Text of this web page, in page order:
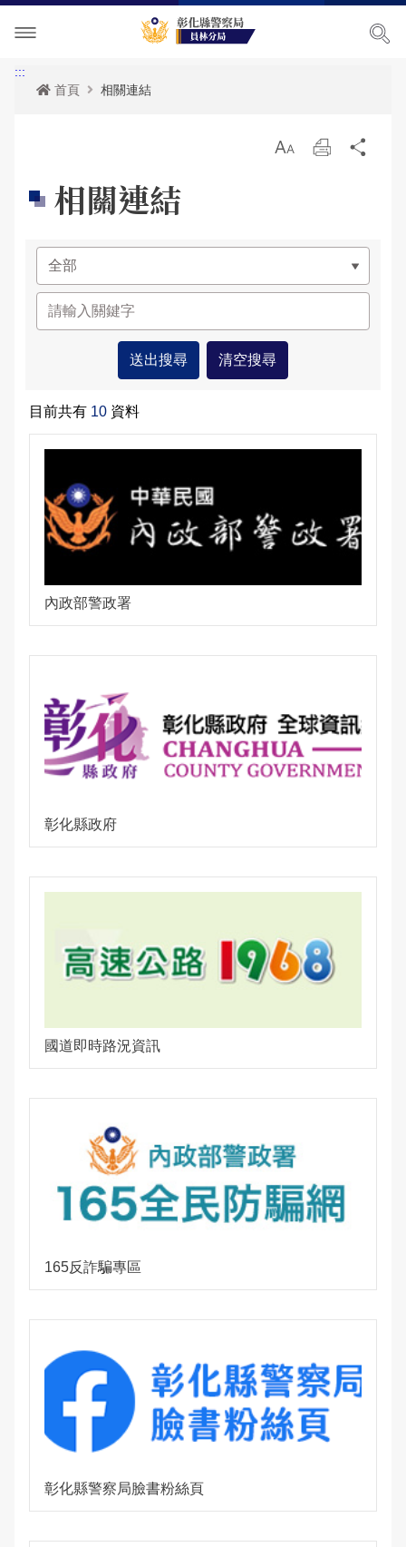
單位介紹
組織執掌
聯絡資訊
轄區概況
活動訊息
RSS訊息中心
交通安全宣導
婦幼宣導
保防宣導
一般犯罪預防宣導
便民服務
便民服務
表單下載
政府資訊公開
民眾檔案應用專區
民意廣場
分局長信箱
警民交流留言板
影音出版品
本局信箱
常見問答
English
:::
首頁
相關連結
放 列
相關連結
目前共有 10 資料
內政部警政署
彰化縣政府
國道即時路況資訊
165反詐騙專區
彰化縣警察局臉書粉絲頁